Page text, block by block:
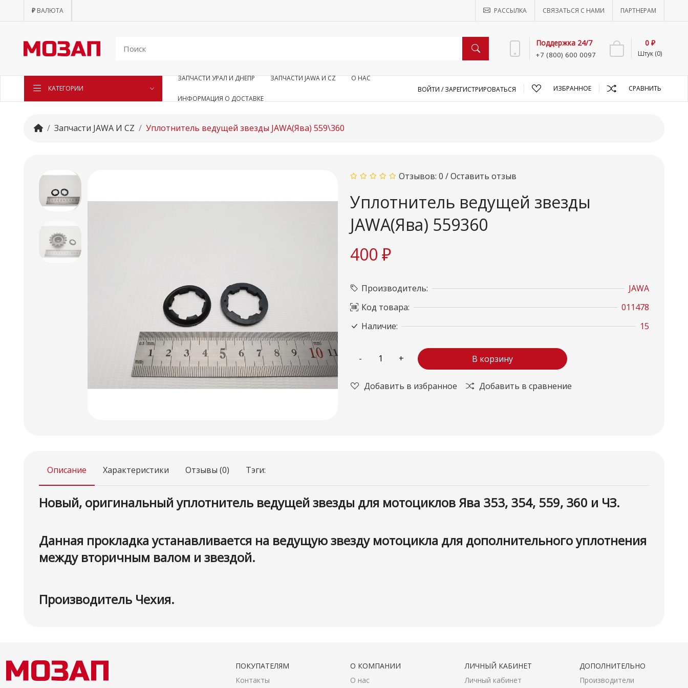
₽ ВАЛЮТА РАССЫЛКА СВЯЗАТЬСЯ С НАМИ ПАРТНЕРАМ
Поддержка 24/7
+7 (800) 600 0097 Штук (0)
0 ₽
КАТЕГОРИИ
ЗАПЧАСТИ УРАЛ И ДНЕПР ЗАПЧАСТИ JAWA И CZ О НАС
ИНФОРМАЦИЯ О ДОСТАВКЕ
ВОЙТИ /ЗАРЕГИСТРИРОВАТЬСЯ ИЗБРАННОЕ СРАВНИТЬ
Запчасти JAWA И CZ Уплотнитель ведущей звезды JAWA(Ява) 559\360
Отзывов: 0 /Оставить отзыв
Уплотнитель ведущей звезды
JAWA(Ява) 559360
400 ₽
Производитель:
JAWA
Код товара:
011478
Наличие:
15
В корзину
Добавить в избранное Добавить в сравнение
Описание Характеристики Отзывы (0) Тэги:
Новый, оригинальный уплотнитель ведущей звезды для мотоциклов Ява 353, 354, 559, 360 и ЧЗ.
Данная прокладка устанавливается на ведущую звезду мотоцикла для дополнительного уплотнения
между вторичным валом и звездой.
Производитель Чехия.
ПОКУПАТЕЛЯМ
Контакты
О КОМПАНИИ
О нас
ЛИЧНЫЙ КАБИНЕТ
Личный кабинет
ДОПОЛНИТЕЛЬНО
Производители